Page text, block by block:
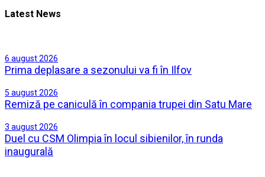
Latest News
6 august 2026
Prima deplasare a sezonului va fi în Ilfov
5 august 2026
Remiză pe caniculă în compania trupei din Satu Mare
3 august 2026
Duel cu CSM Olimpia în locul sibienilor, în runda
inaugurală